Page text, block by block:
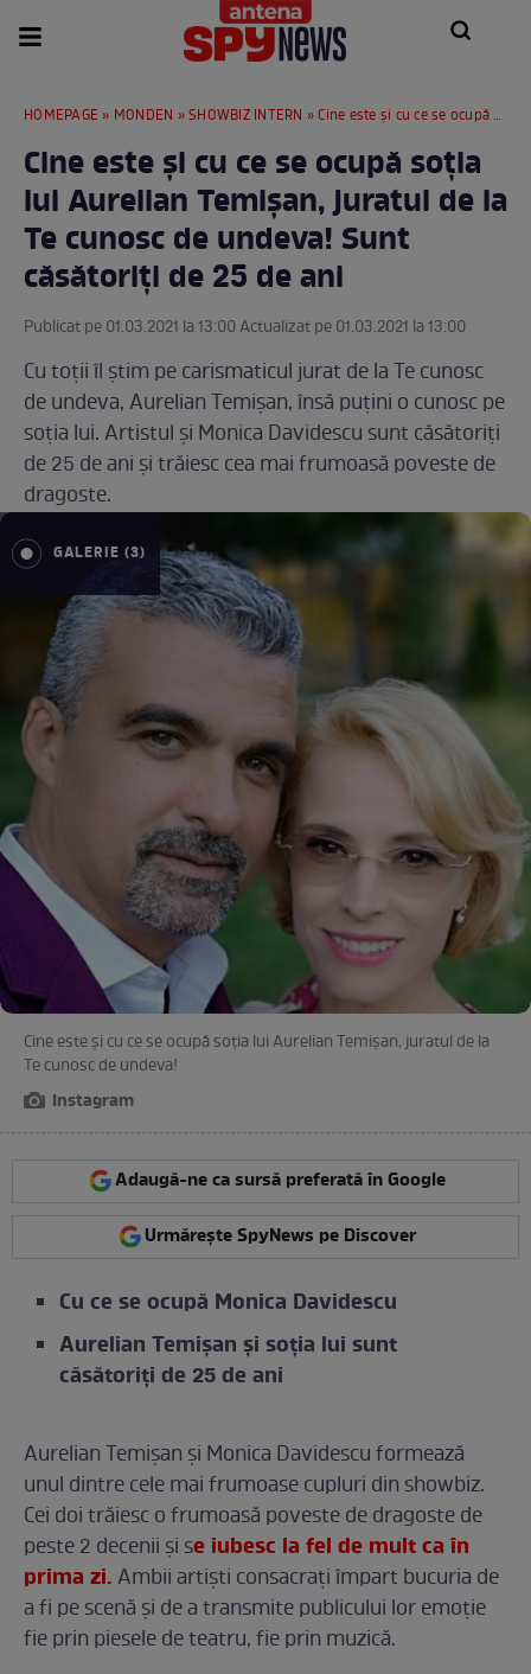
HOMEPAGE » MONDEN »SHOWBIZ INTERN » Cine este și cu ce se ocupă soția lui Aurelian Temișan, juratul de la Te cunosc de undeva! Sunt căsătoriți de 25 de ani
Cine este și cu ce se ocupă soția
lui Aurelian Temișan, juratul de la
Te cunosc de undeva! Sunt
căsătoriți de 25 de ani
Publicat pe 01.03.2021 la 13:00 Actualizat pe 01.03.2021 la 13:00
Cu toții îl știm pe carismaticul jurat de la Te cunosc
de undeva, Aurelian Temișan, însă puțini o cunosc pe
soția lui. Artistul și Monica Davidescu sunt căsătoriți
de 25 de ani și trăiesc cea mai frumoasă poveste de
dragoste.
GALERIE (3)
Cine este și cu ce se ocupă soția lui Aurelian Temișan, juratul de la
Te cunosc de undeva!
Instagram
Adaugă-ne ca sursă preferată în Google
Urmărește SpyNews pe Discover
Cu ce se ocupă Monica Davidescu
Aurelian Temișan și soția lui sunt
căsătoriți de 25 de ani
Aurelian Temișan și Monica Davidescu formează
unul dintre cele mai frumoase cupluri din showbiz.
Cei doi trăiesc o frumoasă poveste de dragoste de
peste 2 decenii și se iubesc la fel de mult ca în
prima zi. Ambii artiști consacrați împart bucuria de
a fi pe scenă și de a transmite publicului lor emoție
fie prin piesele de teatru, fie prin muzică.